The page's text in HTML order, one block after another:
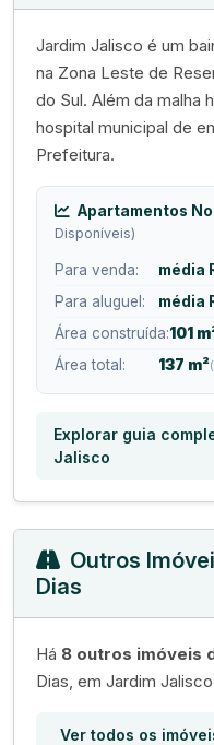
Jardim Jalisco é um
na Zona Leste de
do Sul. Além da malha
hospital municipal de
Prefeitura.
Apartamentos
Disponíveis)
Para venda: média
Para aluguel: média
Área construída:101
Área total: 137 m²
Explorar guia
Jalisco
Outros
Dias
Há 8 outros imóveis
Dias, em Jardim
Ver todos os